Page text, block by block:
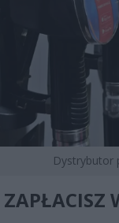
Dystrybutor
ZAPŁACISZ